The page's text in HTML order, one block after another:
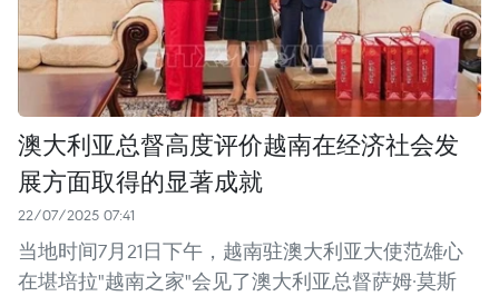
澳大利亚总督高度评价越南在经济社会发
展方面取得的显著成就
22/07/2025 07:41
当地时间7月21日下午，越南驻澳大利亚大使范雄心
在堪培拉"越南之家"会见了澳大利亚总督萨姆·莫斯